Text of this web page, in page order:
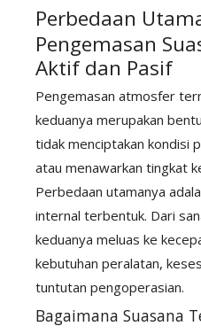
Perbedaan
Pengemasan
Aktif dan Pasif
Pengemasan atmosfer
keduanya merupakan
tidak menciptakan kondisi
atau menawarkan tingkat
Perbedaan utamanya
internal terbentuk. Dari
keduanya meluas ke
kebutuhan peralatan,
tuntutan pengoperasian.
Bagaimana Suasana